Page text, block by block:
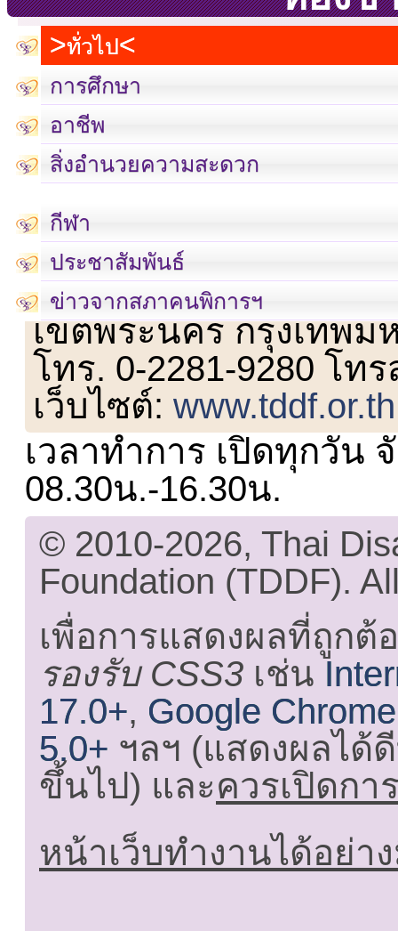
ทั่วไป
การศึกษา
อาชีพ
สิ่งอำนวยความสะดวก
กีฬา
ประชาสัมพันธ์
ข่าวจากสภาคนพิการฯ
เลขที่ 23 ชั้น 2 ถนนวิ
เขตพระนคร กรุงเทพม
โทร. 0-2281-9280 โท
เว็บไซต์:www.tddf.or.th
เวลาทำการ เปิดทุกวัน
08.30น.-16.30น.
© 2010-2026, Thai
Foundation (TDDF).
เพื่อการแสดงผลที่ถูกต้
รองรับ CSS3 เช่น
17.0+, Google
5.0+ ฯลฯ (แสดงผลได้
ขึ้นไป) และควรเปิดกา
หน้าเว็บทำงานได้อย่า